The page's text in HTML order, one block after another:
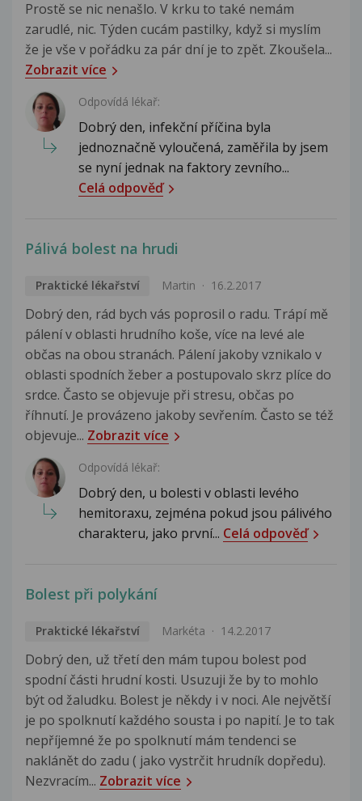
Prostě se nic nenašlo. V krku to také nemám
zarudlé, nic. Týden cucám pastilky, když si myslím
že je vše v pořádku za pár dní je to zpět. Zkoušela...
Zobrazit více
Odpovídá lékař:
Dobrý den, infekční příčina byla
jednoznačně vyloučená, zaměřila by jsem
se nyní jednak na faktory zevního...
Celá odpověď
Pálivá bolest na hrudi
Praktické lékařství Martin 16.2.2017
Dobrý den, rád bych vás poprosil o radu. Trápí mě
pálení v oblasti hrudního koše, více na levé ale
občas na obou stranách. Pálení jakoby vznikalo v
oblasti spodních žeber a postupovalo skrz plíce do
srdce. Často se objevuje při stresu, občas po
říhnutí. Je provázeno jakoby sevřením. Často se též
objevuje... Zobrazit více
Odpovídá lékař:
Dobrý den, u bolesti v oblasti levého
hemitoraxu, zejména pokud jsou pálivého
charakteru, jako první... Celá odpověď
Bolest při polykání
Praktické lékařství Markéta 14.2.2017
Dobrý den, už třetí den mám tupou bolest pod
spodní části hrudní kosti. Usuzuji že by to mohlo
být od žaludku. Bolest je někdy i v noci. Ale největší
je po spolknutí každého sousta i po napití. Je to tak
nepříjemné že po spolknutí mám tendenci se
naklánět do zadu ( jako vystrčit hrudník dopředu).
Nezvracím... Zobrazit více